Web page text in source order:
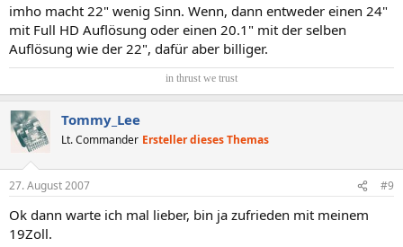
imho macht 22" wenig Sinn. Wenn, dann entweder einen 24"
mit Full HD Auflösung oder einen 20.1" mit der selben
Auflösung wie der 22", dafür aber billiger.
in thrust we trust​
Tommy_Lee
Lt. Commander Ersteller dieses Themas
27. August 2007 #9
Ok dann warte ich mal lieber, bin ja zufrieden mit meinem
19Zoll.